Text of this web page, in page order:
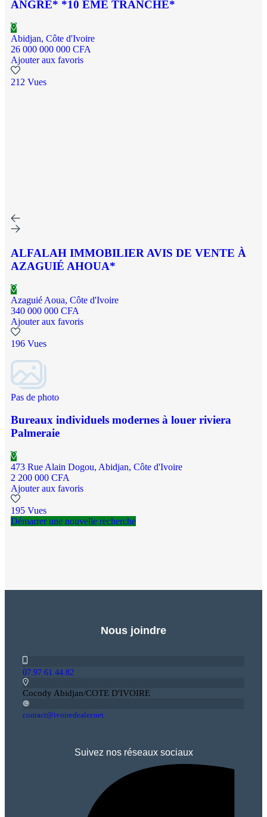
ANGRE* *10 ÈME TRANCHE*
Abidjan, Côte d'Ivoire
26 000 000 000 CFA
Ajouter aux favoris
212 Vues
ALFALAH IMMOBILIER AVIS DE VENTE À
AZAGUIÉ AHOUA*
Azaguié Aoua, Côte d'Ivoire
340 000 000 CFA
Ajouter aux favoris
196 Vues
Pas de photo
​Bureaux individuels modernes à louer riviera
Palmeraie
473 Rue Alain Dogou, Abidjan, Côte d'Ivoire
2 200 000 CFA
Ajouter aux favoris
195 Vues
Démarrer une nouvelle recherche
Nous joindre
07.97.61.44.82
Cocody Abidjan/COTE D'IVOIRE
contact@ivoiredealer.net
Suivez nos réseaux sociaux